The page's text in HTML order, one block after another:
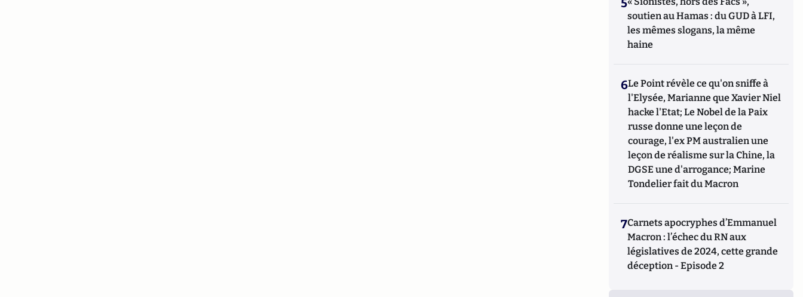
5
soutien au Hamas : du GUD à LFI,
les mêmes slogans, la même
haine
6Le Point révèle ce qu'on sniffe à
l'Elysée, Marianne que Xavier Niel
hacke l'Etat; Le Nobel de la Paix
russe donne une leçon de
courage, l'ex PM australien une
leçon de réalisme sur la Chine, la
DGSE une d'arrogance; Marine
Tondelier fait du Macron
7Carnets apocryphes d’Emmanuel
Macron : l’échec du RN aux
législatives de 2024, cette grande
déception - Episode 2